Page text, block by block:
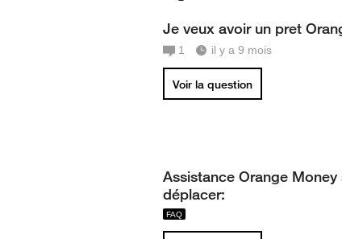
Je veux avoir un pret
1 il y a 9 mois
Voir la question
Assistance Orange Money
déplacer: